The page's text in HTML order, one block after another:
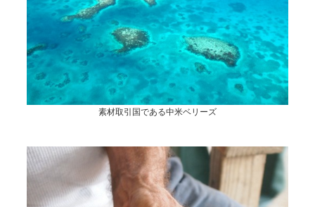
素材取引国である中米ベリーズ